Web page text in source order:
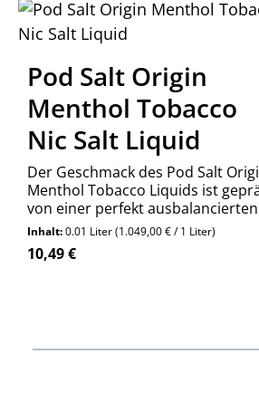
Pod Salt Origin
Menthol Tobacco
Nic Salt Liquid
Der Geschmack des Pod Salt
Menthol Tobacco Liquids ist
von einer perfekt ausbalancierten
Mischung aus kühlender
Mentholnote und der angenehmen
Tiefe von Tabakaromen. Die
Inhalt:0.01 Liter(1.049,00 € / 1 Liter)
Regulärer Preis:
10,49 €